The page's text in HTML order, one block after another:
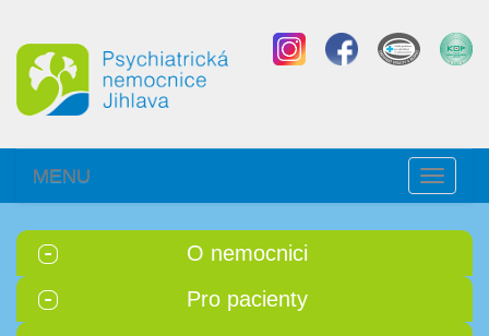
Toggle
MENU
O nemocnici
Pro pacienty